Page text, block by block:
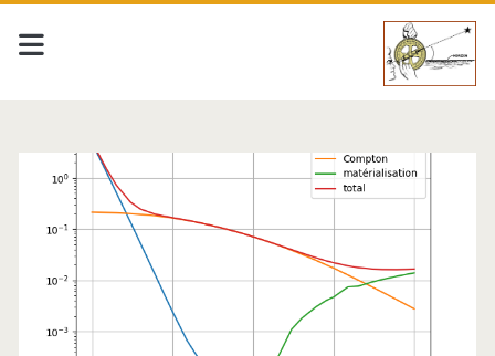
astrolabe-
science
Posts